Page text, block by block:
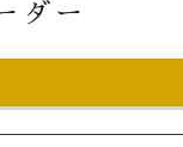
ダー